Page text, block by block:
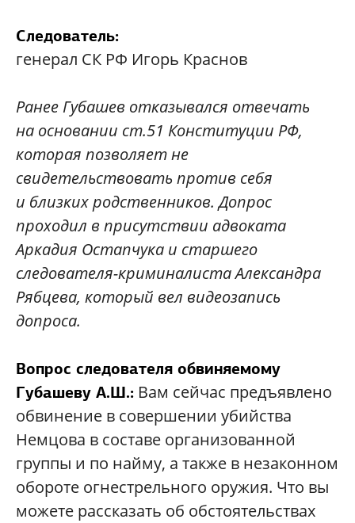
Следователь:
генерал СК РФ Игорь Краснов
Ранее Губашев отказывался отвечать
на основании ст.51 Конституции РФ,
которая позволяет не
свидетельствовать против себя
и близких родственников. Допрос
проходил в присутствии адвоката
Аркадия Остапчука и старшего
следователя-криминалиста Александра
Рябцева, который вел видеозапись
допроса.
Вопрос следователя обвиняемому
Губашеву А.Ш.: Вам сейчас предъявлено
обвинение в совершении убийства
Немцова в составе организованной
группы и по найму, а также в незаконном
обороте огнестрельного оружия. Что вы
можете рассказать об обстоятельствах